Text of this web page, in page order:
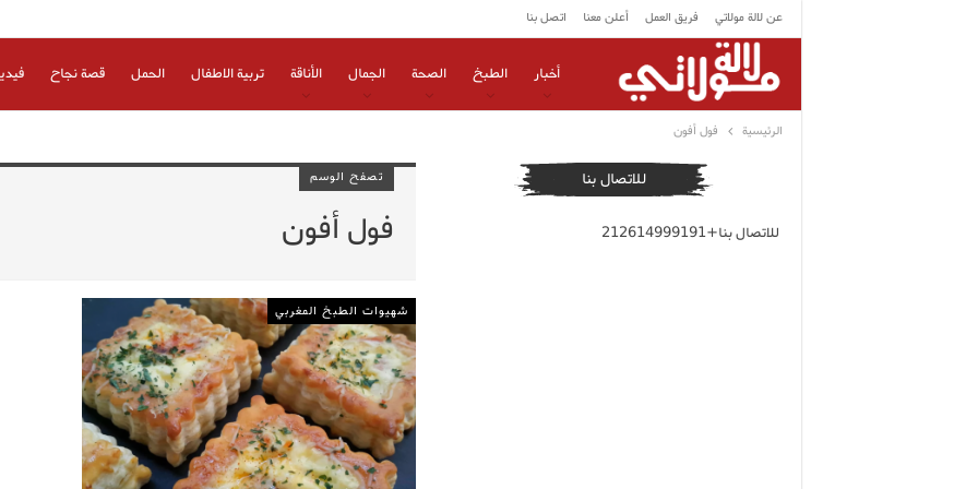
عن لالة مولاتي فريق العمل أعلن معنا اتصل بنا
أخبار الطبخ الصحة الجمال الأناقة تربية الاطفال الحمل قصة نجاح
الرئيسية فول أفون
تصفح الوسم
فول أفون
شهيوات الطبخ المغربي
للاتصال بنا
للاتصال بنا+212614999191